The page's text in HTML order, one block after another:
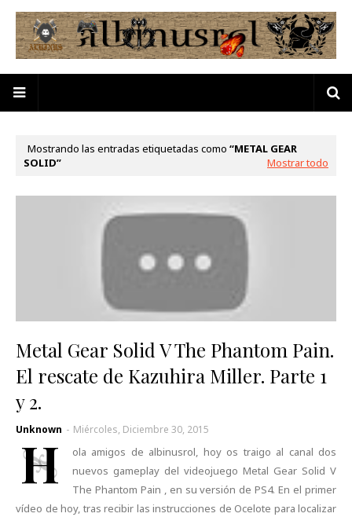
Mostrando las entradas etiquetadas como
METAL GEAR
SOLID
Mostrar todo
Metal Gear Solid V The Phantom Pain.
El rescate de Kazuhira Miller. Parte 1
y 2.
Unknown - Miércoles, Diciembre 30, 2015
H
ola amigos de albinusrol, hoy os traigo al canal dos
nuevos gameplay del videojuego Metal Gear Solid V
The Phantom Pain , en su versión de PS4. En el primer
vídeo de hoy, tras recibir las instrucciones de Ocelote para localizar